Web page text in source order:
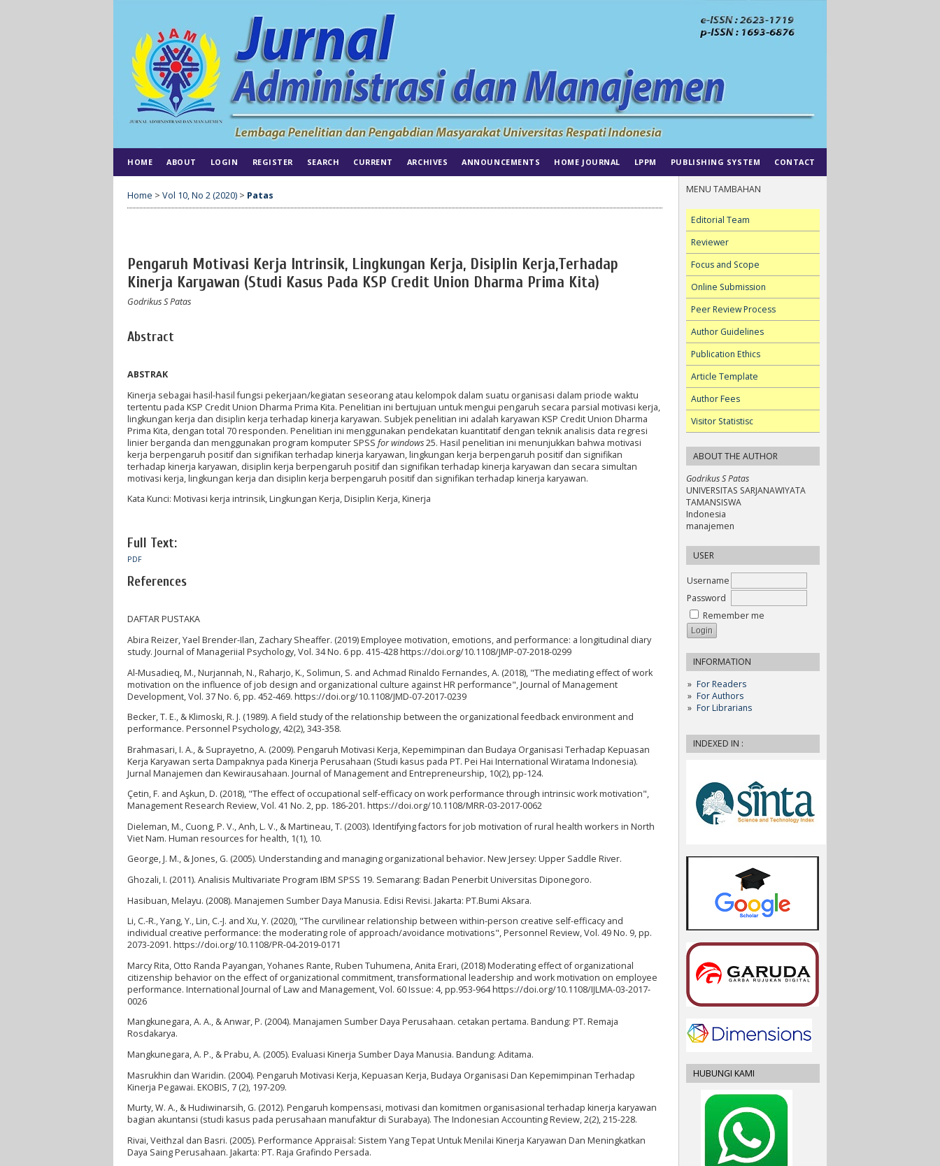
MENU TAMBAHAN
Editorial Team
Reviewer
Focus and Scope
Online Submission
Peer Review Process
Author Guidelines
Publication Ethics
Article Template
Author Fees
Visitor Statistisc
ABOUT THE AUTHOR
Godrikus S Patas
UNIVERSITAS SARJANAWIYATA
TAMANSISWA
Indonesia
manajemen
USER
Username
Password
Remember me
INFORMATION
For Readers
For Authors
For Librarians
INDEXED IN :
HUBUNGI KAMI
HOME ABOUT LOGIN REGISTER SEARCH CURRENT ARCHIVES ANNOUNCEMENTS HOME JOURNAL LPPM PUBLISHING SYSTEM CONTACT
Home > Vol 10, No 2 (2020) > Patas
Pengaruh Motivasi Kerja Intrinsik, Lingkungan Kerja, Disiplin Kerja,Terhadap
Kinerja Karyawan (Studi Kasus Pada KSP Credit Union Dharma Prima Kita)
Godrikus S Patas
Abstract
ABSTRAK
Kinerja sebagai hasil-hasil fungsi pekerjaan/kegiatan seseorang atau kelompok dalam suatu organisasi dalam priode waktu
tertentu pada KSP Credit Union Dharma Prima Kita. Penelitian ini bertujuan untuk mengui pengaruh secara parsial motivasi kerja,
lingkungan kerja dan disiplin kerja terhadap kinerja karyawan. Subjek penelitian ini adalah karyawan KSP Credit Union Dharma
Prima Kita, dengan total 70 responden. Penelitian ini menggunakan pendekatan kuantitatif dengan teknik analisis data regresi
linier berganda dan menggunakan program komputer SPSS for windows25. Hasil penelitian ini menunjukkan bahwa motivasi
kerja berpengaruh positif dan signifikan terhadap kinerja karyawan, lingkungan kerja berpengaruh positif dan signifikan
terhadap kinerja karyawan, disiplin kerja berpengaruh positif dan signifikan terhadap kinerja karyawan dan secara simultan
motivasi kerja, lingkungan kerja dan disiplin kerja berpengaruh positif dan signifikan terhadap kinerja karyawan.
Kata Kunci: Motivasi kerja intrinsik, Lingkungan Kerja, Disiplin Kerja, Kinerja
Full Text:
PDF
References
DAFTAR PUSTAKA
Abira Reizer, Yael Brender-Ilan, Zachary Sheaffer. (2019) Employee motivation, emotions, and performance: a longitudinal diary
study. Journal of Manageriial Psychology, Vol. 34 No. 6 pp. 415-428 https://doi.org/10.1108/JMP-07-2018-0299
Al-Musadieq, M., Nurjannah, N., Raharjo, K., Solimun, S. and Achmad Rinaldo Fernandes, A. (2018), "The mediating effect of work
motivation on the influence of job design and organizational culture against HR performance", Journal of Management
Development, Vol. 37 No. 6, pp. 452-469. https://doi.org/10.1108/JMD-07-2017-0239
Becker, T. E., & Klimoski, R. J. (1989). A field study of the relationship between the organizational feedback environment and
performance. Personnel Psychology, 42(2), 343-358.
Brahmasari, I. A., & Suprayetno, A. (2009). Pengaruh Motivasi Kerja, Kepemimpinan dan Budaya Organisasi Terhadap Kepuasan
Kerja Karyawan serta Dampaknya pada Kinerja Perusahaan (Studi kasus pada PT. Pei Hai International Wiratama Indonesia).
Jurnal Manajemen dan Kewirausahaan. Journal of Management and Entrepreneurship, 10(2), pp-124.
Çetin, F. and Aşkun, D. (2018), "The effect of occupational self-efficacy on work performance through intrinsic work motivation",
Management Research Review, Vol. 41 No. 2, pp. 186-201. https://doi.org/10.1108/MRR-03-2017-0062
Dieleman, M., Cuong, P. V., Anh, L. V., & Martineau, T. (2003). Identifying factors for job motivation of rural health workers in North
Viet Nam. Human resources for health, 1(1), 10.
George, J. M., & Jones, G. (2005). Understanding and managing organizational behavior. New Jersey: Upper Saddle River.
Ghozali, I. (2011). Analisis Multivariate Program IBM SPSS 19. Semarang: Badan Penerbit Universitas Diponegoro.
Hasibuan, Melayu. (2008). Manajemen Sumber Daya Manusia. Edisi Revisi. Jakarta: PT.Bumi Aksara.
Li, C.-R., Yang, Y., Lin, C.-J. and Xu, Y. (2020), "The curvilinear relationship between within-person creative self-efficacy and
individual creative performance: the moderating role of approach/avoidance motivations", Personnel Review, Vol. 49 No. 9, pp.
2073-2091. https://doi.org/10.1108/PR-04-2019-0171
Marcy Rita, Otto Randa Payangan, Yohanes Rante, Ruben Tuhumena, Anita Erari, (2018) Moderating effect of organizational
citizenship behavior on the effect of organizational commitment, transformational leadership and work motivation on employee
performance. International Journal of Law and Management, Vol. 60 Issue: 4, pp.953-964 https://doi.org/10.1108/IJLMA-03-2017-
0026
Mangkunegara, A. A., & Anwar, P. (2004). Manajamen Sumber Daya Perusahaan. cetakan pertama. Bandung: PT. Remaja
Rosdakarya.
Mangkunegara, A. P., & Prabu, A. (2005). Evaluasi Kinerja Sumber Daya Manusia. Bandung: Aditama.
Masrukhin dan Waridin. (2004). Pengaruh Motivasi Kerja, Kepuasan Kerja, Budaya Organisasi Dan Kepemimpinan Terhadap
Kinerja Pegawai. EKOBIS, 7 (2), 197-209.
Murty, W. A., & Hudiwinarsih, G. (2012). Pengaruh kompensasi, motivasi dan komitmen organisasional terhadap kinerja karyawan
bagian akuntansi (studi kasus pada perusahaan manufaktur di Surabaya). The Indonesian Accounting Review, 2(2), 215-228.
Rivai, Veithzal dan Basri. (2005). Performance Appraisal: Sistem Yang Tepat Untuk Menilai Kinerja Karyawan Dan Meningkatkan
Daya Saing Perusahaan. Jakarta: PT. Raja Grafindo Persada.